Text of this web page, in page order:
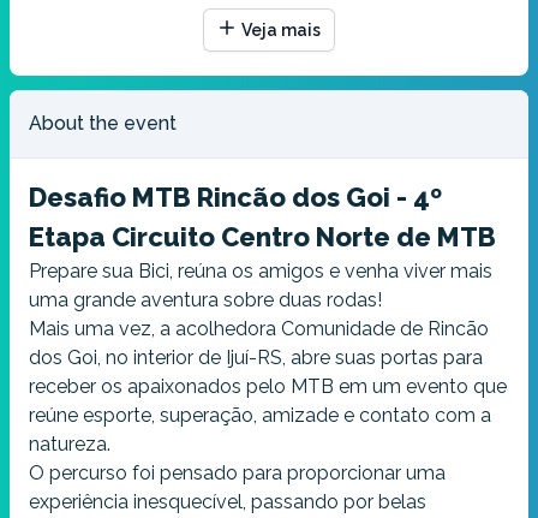
MASTER A2 - Masculino
R$ 100,00
MASTER B2 - Masculino
MASTER C1 - Masculino
R$ 100,00
MASTER C2 - Masculino
R$ 100,00
MASTER D - Masculino
R$ 100,00
Veja mais
About the event
Desafio MTB Rincão dos Goi - 4º
Etapa Circuito Centro Norte de MTB
Prepare sua Bici, reúna os amigos e venha viver mais
uma grande aventura sobre duas rodas!
Mais uma vez, a acolhedora Comunidade de Rincão
dos Goi, no interior de Ijuí-RS, abre suas portas para
receber os apaixonados pelo MTB em um evento que
reúne esporte, superação, amizade e contato com a
natureza.
O percurso foi pensado para proporcionar uma
experiência inesquecível, passando por belas